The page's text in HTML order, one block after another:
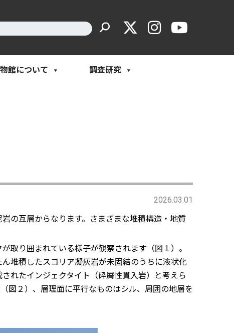
館について 調査研究
2026.03.01
の互層からなります。さまざまな堆積構造・地質
取り囲まれている様子が観察されます（図１）。
堆積したスコリア凝灰岩が未固結のうちに液状化
れたインジェクタイト（砕屑性貫入岩）と考えら
図２）、層理面に平行なものはシル、周囲の地層を